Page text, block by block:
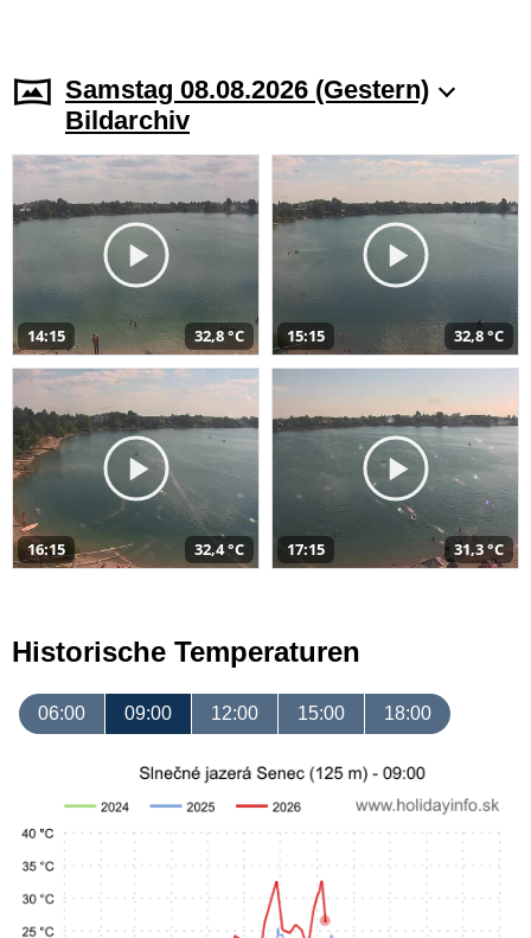
Samstag 08.08.2026 (Gestern)
Bildarchiv
14:15 32,8 °C 15:15 32,8 °C
16:15 32,4 °C 17:15 31,3 °C
Historische Temperaturen
06:00 09:00 12:00 15:00 18:00